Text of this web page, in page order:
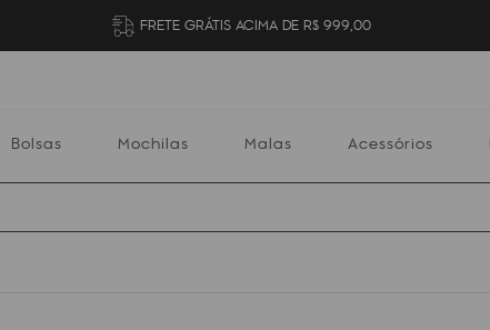
FRETE GRÁTIS ACIMA DE R$ 999,00
Bolsas Mochilas Malas Acessórios